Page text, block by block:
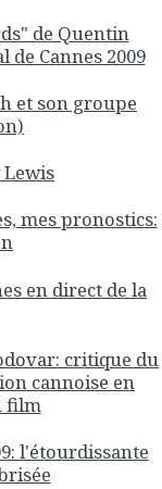
de Quentin
Cannes 2009
et son groupe
mes pronostics:
en direct de la
critique du
cannoise en
film
l'étourdissante